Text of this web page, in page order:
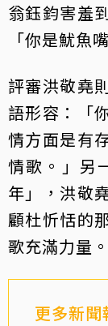
翁鈺鈞害羞
「你是魷魚
評審洪敬堯
語形容：「
情方面是有
情歌。」另
年」，洪敬
顧杜忻恬的
歌充滿力量。
更多新聞